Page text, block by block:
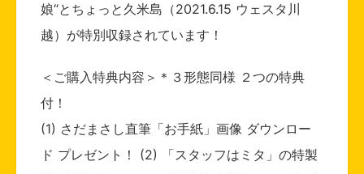
娘“とちょっと久米島（2021.6.15 ウェスタ川
越）が特別収録されています！
＜ご購入特典内容＞＊３形態同様 ２つの特典
付！
(1) さだまさし直筆「お手紙」画像 ダウンロー
ド プレゼント！ (2) 「スタッフはミタ」の特製